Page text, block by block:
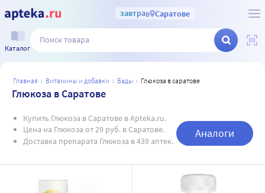
завтрав Саратове
Каталог
главная витамины и добавки бады глюкоза в саратове
Глюкоза в Саратове
Купить Глюкоза в Саратове в Apteka.ru.
Цена на Глюкоза от 29 руб. в Саратове.
Доставка препарата Глюкоза в 439 аптек.
Аналоги